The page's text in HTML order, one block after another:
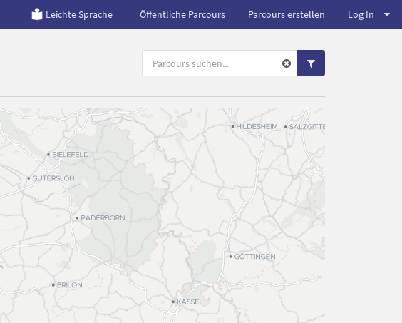
Leichte Sprache Öffentliche Parcours Parcours erstellen Log In